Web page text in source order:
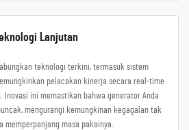
Lanjutan
teknologi terkini, termasuk sistem
pelacakan kinerja secara real-time
Inovasi ini memastikan bahwa generator Anda
mengurangi kemungkinan kegagalan tak
memperpanjang masa pakainya.